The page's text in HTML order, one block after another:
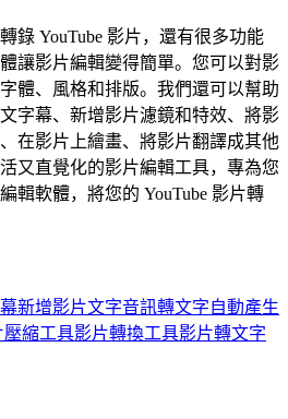
錄 YouTube 影片，還有很多功能
讓影片編輯變得簡單。您可以對影
體、風格和排版。我們還可以幫助
字幕、新增影片濾鏡和特效、將影
在影片上繪畫、將影片翻譯成其他
又直覺化的影片編輯工具，專為您
輯軟體，將您的 YouTube 影片轉
新增影片文字音訊轉文字自動產生
壓縮工具影片轉換工具影片轉文字